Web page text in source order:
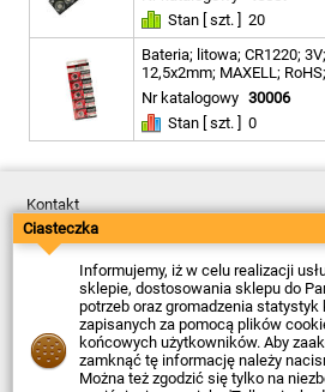
Stan [ szt. ]
20
Bateria; litowa; CR1220;
12,5x2mm; MAXELL;
Nr katalogowy 30006
Stan [ szt. ]
0
Kontakt
Dostawa
Płatność
Zwroty
Reklamacje
Regulamin
Polityka Prywatności
O Firmie
Data ostatniej aktualizacji: 2026-08-07
© Firma Piekarz Sp. z o.o. 2000-2026
Ciasteczka
Informujemy, iż w celu realizacji
sklepie, dostosowania sklepu do
potrzeb oraz gromadzenia
zapisanych za pomocą plików
końcowych użytkowników. Aby
zamknąć tę informację należy
Można też zgodzić się tylko na